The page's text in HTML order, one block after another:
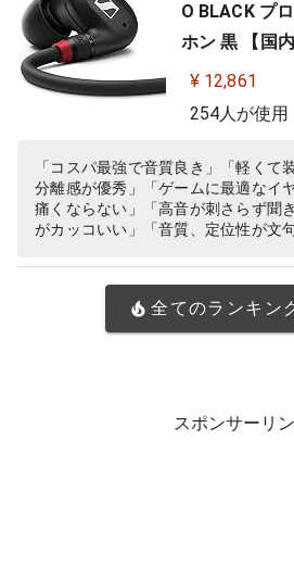
O BLACK プ
ホン 黒 【国
ル型 有線イヤ
¥ 12,861
254人が使用
「コスパ最強で音質良き」「軽くて
分離感が優秀」「ゲームに最適なイ
痛くならない」「高音が刺さらず聞
がカッコいい」「音質、定位性が文句
全てのランキン
スポンサーリ